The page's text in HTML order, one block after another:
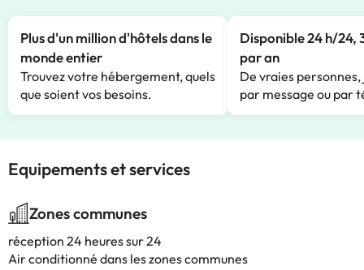
Plus d'un million d'hôtels dans le
monde entier
Trouvez votre hébergement, quels
que soient vos besoins.
Disponible 24 h/24,
par an
De vraies
par message ou par
Equipements et services
Zones communes
réception 24 heures sur 24
Air conditionné dans les zones communes